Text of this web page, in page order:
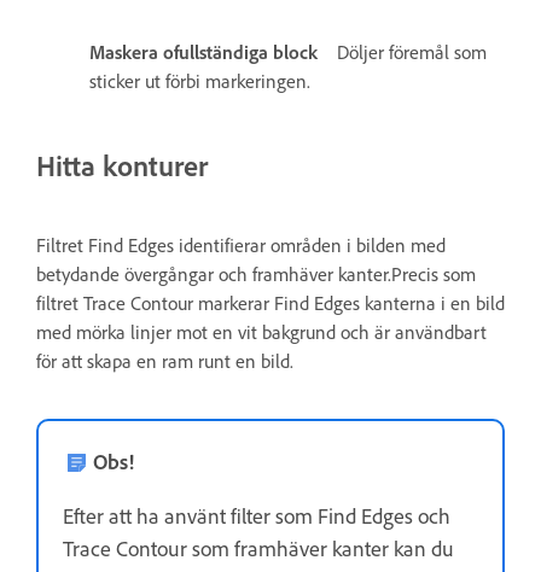
Maskera ofullständiga block
Döljer föremål som
sticker ut förbi markeringen.
Hitta konturer
Filtret Find Edges identifierar områden i bilden med
betydande övergångar och framhäver kanter.Precis som
filtret Trace Contour markerar Find Edges kanterna i en bild
med mörka linjer mot en vit bakgrund och är användbart
för att skapa en ram runt en bild.
Obs!
Efter att ha använt filter som Find Edges och
Trace Contour som framhäver kanter kan du